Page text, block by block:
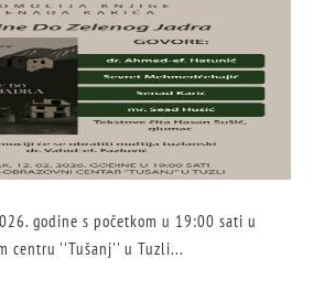
godine s početkom u 19:00 sati u
centru ''Tušanj'' u Tuzli...